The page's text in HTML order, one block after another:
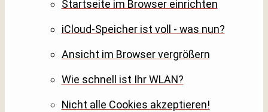
Startseite im Browser einrichten
iCloud-Speicher ist voll - was nun?
Ansicht im Browser vergrößern
Wie schnell ist Ihr WLAN?
Nicht alle Cookies akzeptieren!